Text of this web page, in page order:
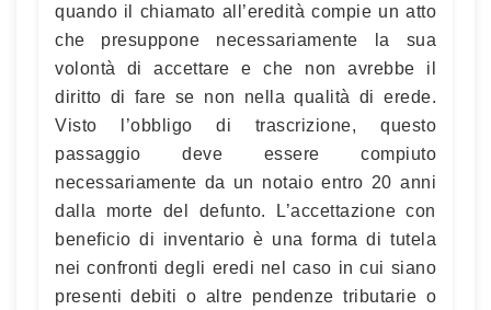
quando il chiamato all’eredità compie un atto
che presuppone necessariamente la sua
volontà di accettare e che non avrebbe il
diritto di fare se non nella qualità di erede.
Visto l’obbligo di trascrizione, questo
passaggio deve essere compiuto
necessariamente da un notaio entro 20 anni
dalla morte del defunto. L’accettazione con
beneficio di inventario è una forma di tutela
nei confronti degli eredi nel caso in cui siano
presenti debiti o altre pendenze tributarie o